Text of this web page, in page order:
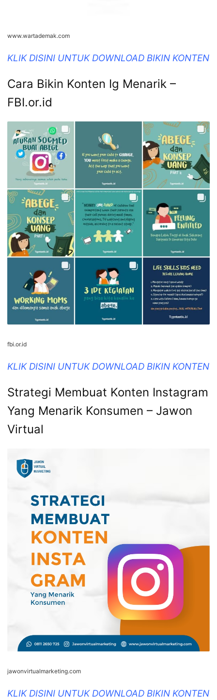
www.wartademak.com
KLIK DISINI UNTUK DOWNLOAD BIKIN KONTEN
Cara Bikin Konten Ig Menarik –
FBI.or.id
fbi.or.id
KLIK DISINI UNTUK DOWNLOAD BIKIN KONTEN
Strategi Membuat Konten Instagram
Yang Menarik Konsumen – Jawon
Virtual
jawonvirtualmarketing.com
KLIK DISINI UNTUK DOWNLOAD BIKIN KONTEN